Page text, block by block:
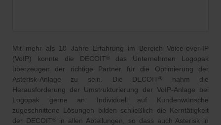
Mit mehr als 10 Jahre Erfahrung im Bereich Voice-over-IP
(VoIP) konnte die DECOIT ® das Unternehmen Logopak
überzeugen der richtige Partner für die Optimierung der
Asterisk-Anlage zu sein. Die DECOIT ®
nahm die
Herausforderung der Umstrukturierung der VoIP-Anlage bei
Logopak gerne an. Individuell auf Kundenwünsche
zugeschnittene Lösungen bilden schließlich die Kerntätigkeit
der DECOIT ®
in allen Abteilungen, so dass auch Asterisk in